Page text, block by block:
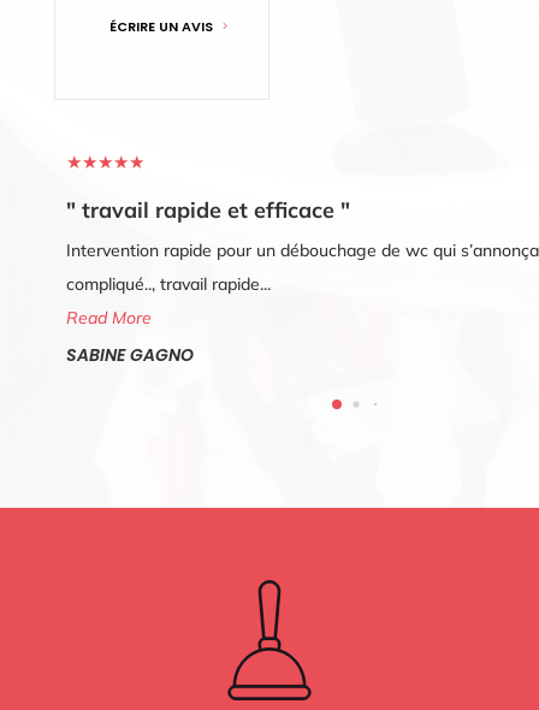
ÉCRIRE UN AVIS
★★★★★
" travail rapide et efficace "
Intervention rapide pour un débouchage de wc qui
compliqué.., travail rapide...
Read More
SABINE GAGNO